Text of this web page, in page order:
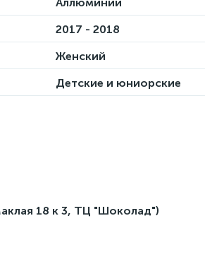
2017 - 2018
Женский
Детские и юниорские
18 к 3, ТЦ "Шоколад")